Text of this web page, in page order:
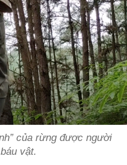
của rừng được người
vật.